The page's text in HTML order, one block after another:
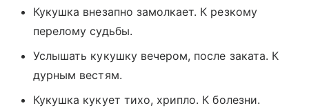
Кукушка внезапно замолкает. К резкому
перелому судьбы.
Услышать кукушку вечером, после заката. К
дурным вестям.
Кукушка кукует тихо, хрипло. К болезни.